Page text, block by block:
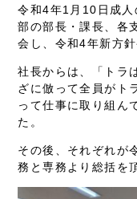
令和4年1月10日成人
部の部長・課長、各
会し、令和4年新方
社長からは、「トラ
ざに倣って全員がト
って仕事に取り組ん
た。
その後、それぞれが
務と専務より総括を